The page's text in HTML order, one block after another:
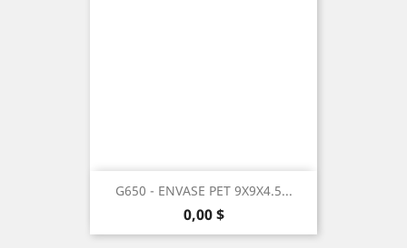
G650 - ENVASE PET 9X9X4.5...
Precio
0,00 $